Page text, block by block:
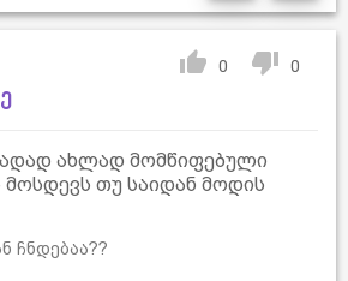
0 0
ახლად მომწიფებული
მოსდევს თუ საიდან მოდის
ჩნდებაა??